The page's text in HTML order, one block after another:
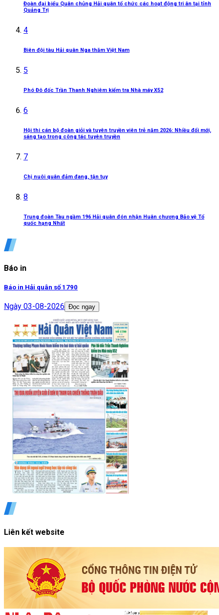
Đoàn đại biểu Quân chủng Hải quân tổ chức các hoạt động tri ân tại tỉnh
Quảng Trị
4
Biên đội tàu Hải quân Nga thăm Việt Nam
5
Phó Đô đốc Trần Thanh Nghiêm kiểm tra Nhà máy X52
6
Hội thi cán bộ đoàn giỏi và tuyên truyền viên trẻ năm 2026: Nhiều đổi mới,
sáng tạo trong công tác tuyên truyền
7
Chị nuôi quân đảm đang, tận tụy
8
Trung đoàn Tàu ngầm 196 Hải quân đón nhận Huân chương Bảo vệ Tổ
quốc hạng Nhất
Báo in
Báo in Hải quân số 1790
Ngày 03-08-2026 Đọc ngay
Liên kết website